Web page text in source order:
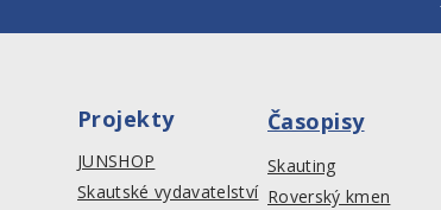
Projekty
JUNSHOP
Skautské vydavatelství
Časopisy
Skauting
Roverský kmen